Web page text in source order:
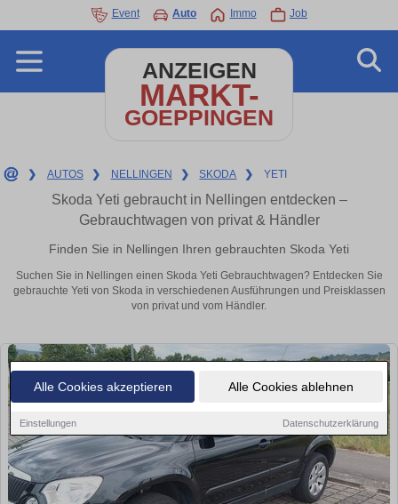
Alle Cookies akzeptieren Alle Cookies ablehnen
Einstellungen Datenschutzerklärung
Event Auto Immo Job
ANZEIGEN
MARKT-
GOEPPINGEN
❯ AUTOS ❯ NELLINGEN ❯ SKODA ❯ YETI
Skoda Yeti gebraucht in Nellingen entdecken –
Gebrauchtwagen von privat & Händler
Finden Sie in Nellingen Ihren gebrauchten Skoda Yeti
Suchen Sie in Nellingen einen Skoda Yeti Gebrauchtwagen? Entdecken Sie
gebrauchte Yeti von Skoda in verschiedenen Ausführungen und Preisklassen
von privat und vom Händler.